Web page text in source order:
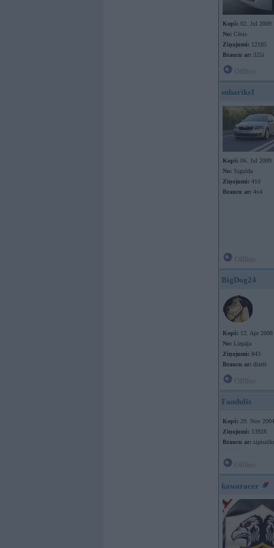
Kopš: 02. Jul 2009
No: Cēsis
Ziņojumi: 12185
Braucu ar: 325i
suhariks1
Kopš: 06. Jul 2009
No: Sigulda
Ziņojumi: 410
Braucu ar: 4x4
BigDog24
Kopš: 12. Apr 2008
No: Liepāja
Ziņojumi: 843
Braucu ar: dīzeli
Fandulis
Kopš: 29. Nov 2004
Ziņojumi: 13928
Braucu ar:
kawaracer